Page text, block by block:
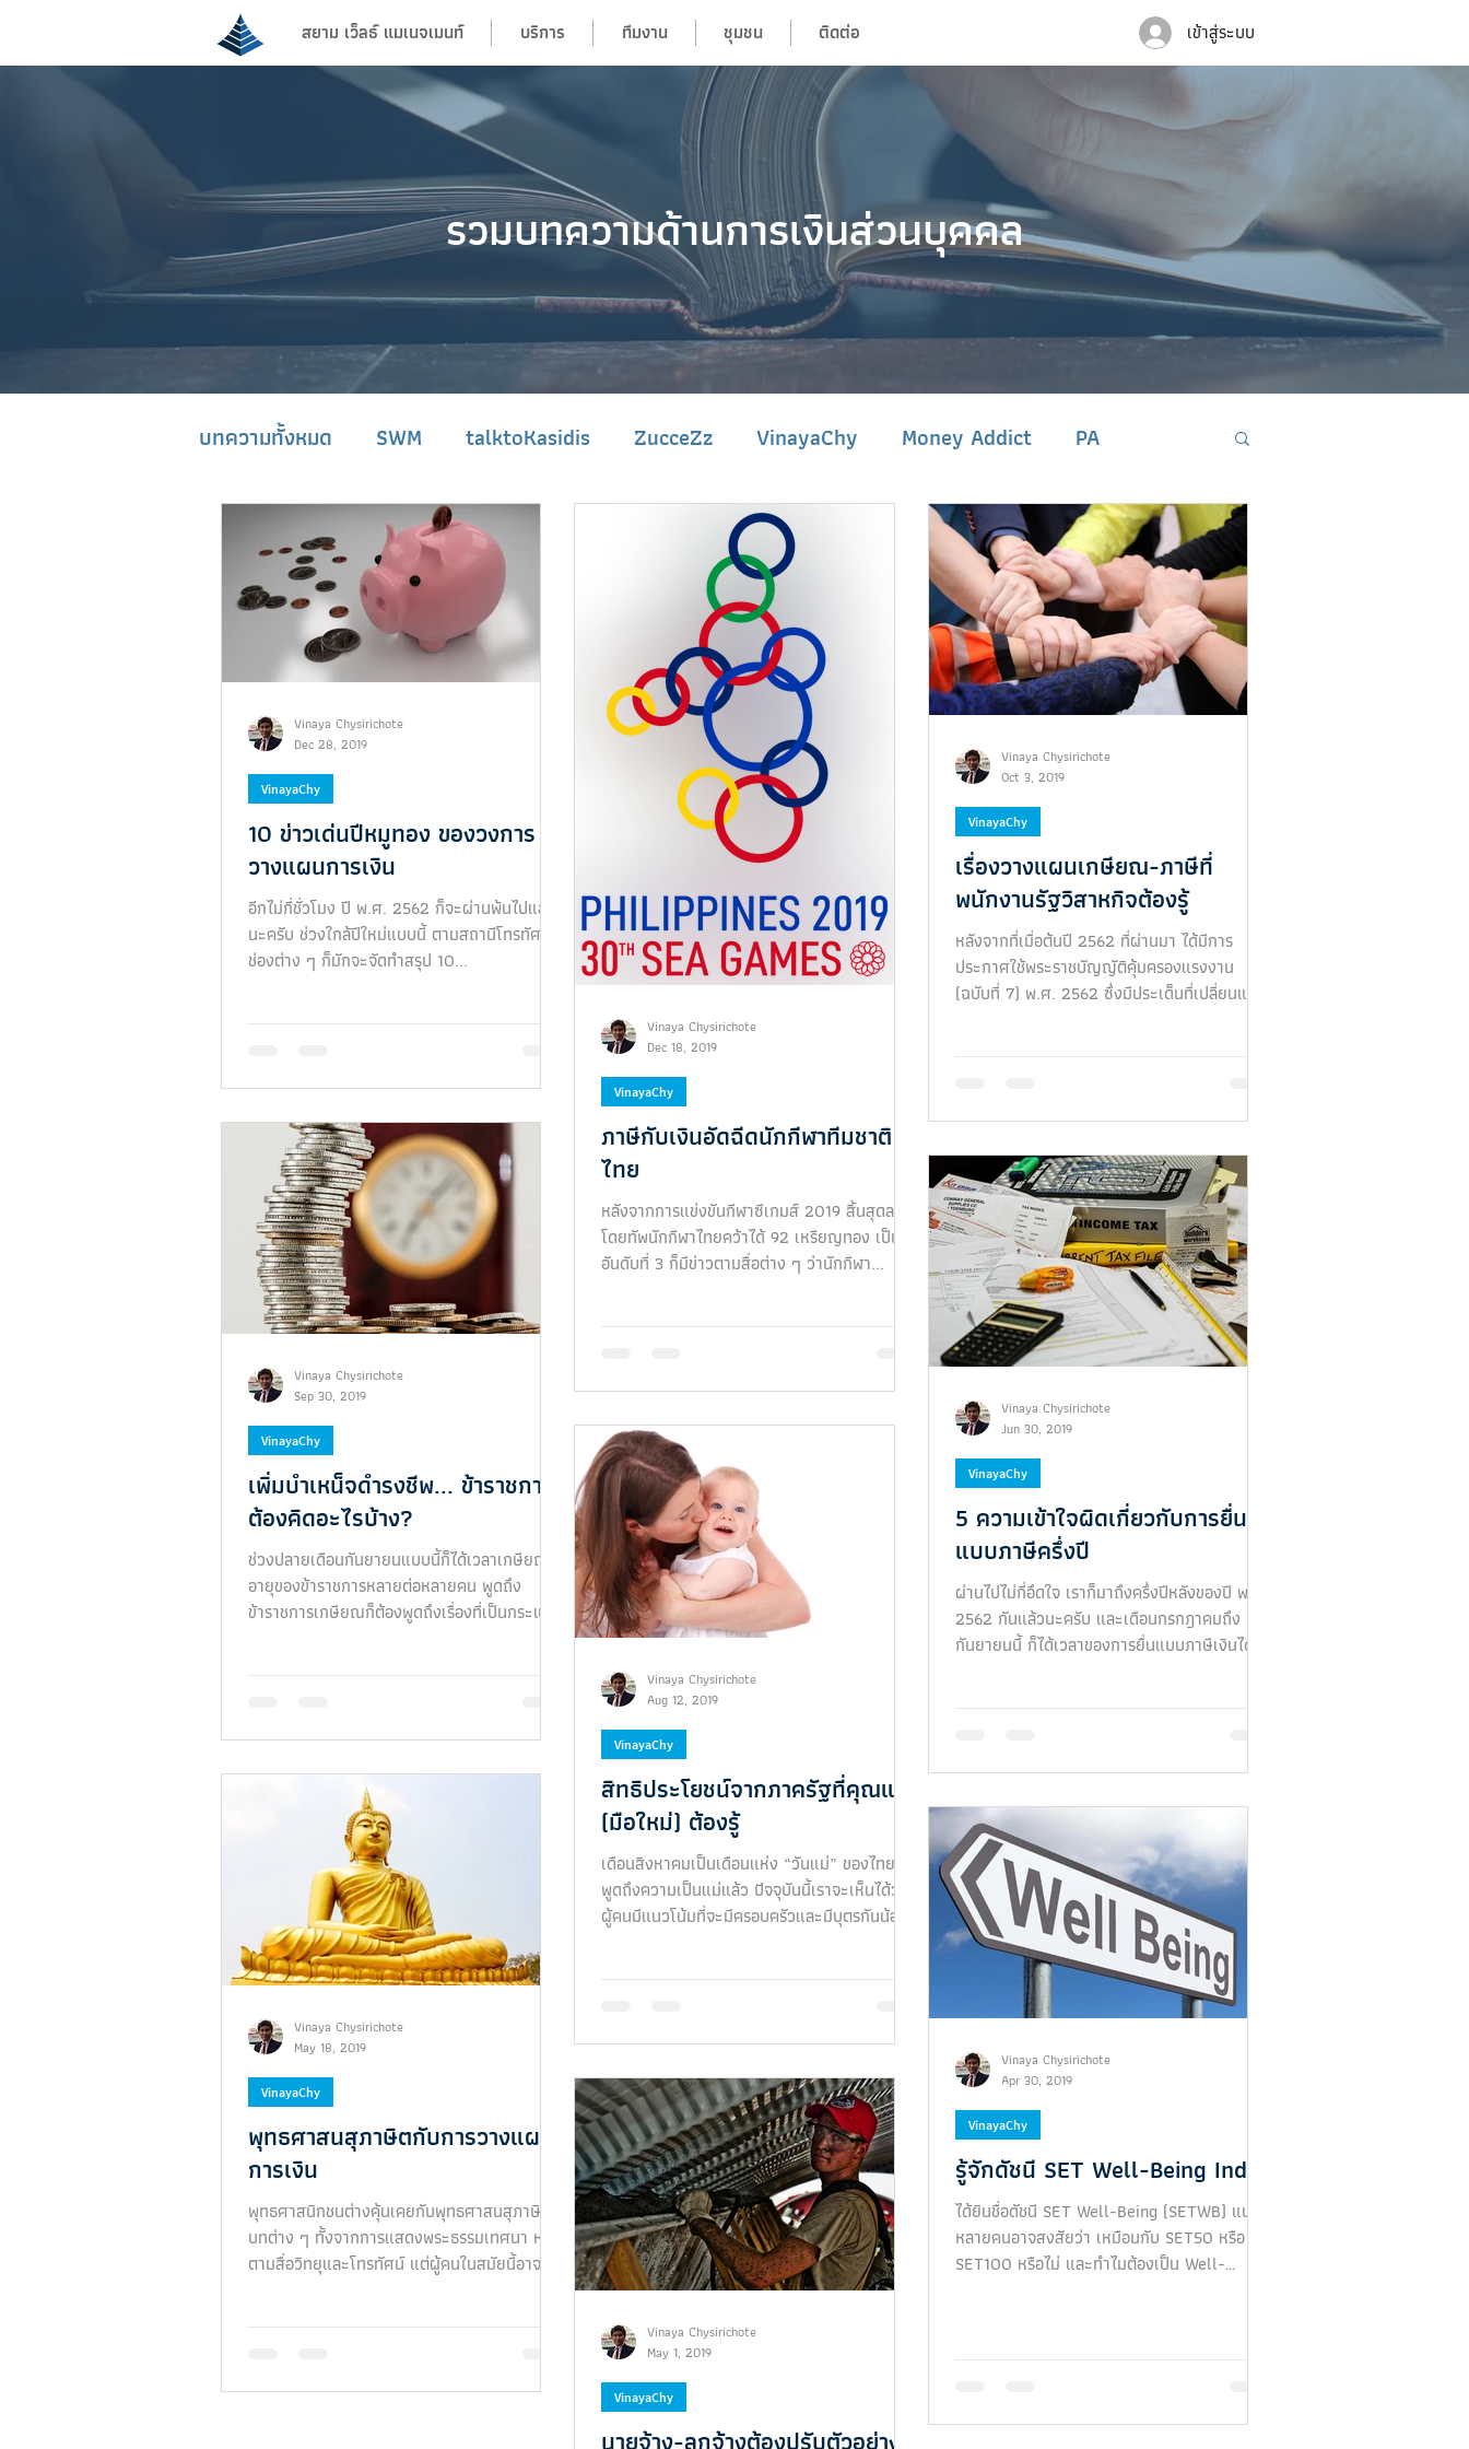
สยาม เว็ลธ์ แมเนจเมนท์ บริการ ทีมงาน ชุมชน ติดต่อ เข้าสู่ระบบ
รวมบทความด้านการเงินส่วนบุคคล
บทความทั้งหมด SWM talktoKasidis ZucceZz VinayaChy Money Addict PA
enouGh
10 ข่าวเด่นปีหมูทอง ของวงการ
วางแผนการเงิน
อีกไม่กี่ชั่วโมง ปี พ.ศ. 2562 ก็จะผ่านพ้นไปแล้ว
นะครับ ช่วงใกล้ปีใหม่แบบนี้ ตามสถานีโทรทัศน์
ช่องต่าง ๆ ก็มักจะจัดทำสรุป 10...
VinayaChy
Vinaya Chysirichote
Dec 28, 2019
ภาษีกับเงินอัดฉีดนักกีฬาทีมชาติ
ไทย
หลังจากการแข่งขันกีฬาซีเกมส์ 2019 สิ้นสุดลง
โดยทัพนักกีฬาไทยคว้าได้ 92 เหรียญทอง เป็น
อันดับที่ 3 ก็มีข่าวตามสื่อต่าง ๆ ว่านักกีฬา...
VinayaChy
Vinaya Chysirichote
Dec 18, 2019
เรื่องวางแผนเกษียณ-ภาษีที่
พนักงานรัฐวิสาหกิจต้องรู้
หลังจากที่เมื่อต้นปี 2562 ที่ผ่านมา ได้มีการ
ประกาศใช้พระราชบัญญัติคุ้มครองแรงงาน
(ฉบับที่ 7) พ.ศ. 2562 ซึ่งมีประเด็นที่เปลี่ยนแป
VinayaChy
Vinaya Chysirichote
Oct 3, 2019
เพิ่มบำเหน็จดำรงชีพ... ข้าราชการ
ต้องคิดอะไรบ้าง?
ช่วงปลายเดือนกันยายนแบบนี้ก็ได้เวลาเกษียณ
อายุของข้าราชการหลายต่อหลายคน พูดถึง
ข้าราชการเกษียณก็ต้องพูดถึงเรื่องที่เป็นกระแส
VinayaChy
Vinaya Chysirichote
Sep 30, 2019
สิทธิประโยชน์จากภาครัฐที่คุณแม่
(มือใหม่) ต้องรู้
เดือนสิงหาคมเป็นเดือนแห่ง “วันแม่” ของไทย
พูดถึงความเป็นแม่แล้ว ปัจจุบันนี้เราจะเห็นได้ว่า
ผู้คนมีแนวโน้มที่จะมีครอบครัวและมีบุตรกันน้อย
VinayaChy
Vinaya Chysirichote
Aug 12, 2019
5 ความเข้าใจผิดเกี่ยวกับการยื่น
แบบภาษีครึ่งปี
ผ่านไปไม่กี่อึดใจ เราก็มาถึงครึ่งปีหลังของปี พ.ศ.
2562 กันแล้วนะครับ และเดือนกรกฎาคมถึง
กันยายนนี้ ก็ได้เวลาของการยื่นแบบภาษีเงินได้
VinayaChy
Vinaya Chysirichote
Jun 30, 2019
พุทธศาสนสุภาษิตกับการวางแผน
การเงิน
พุทธศาสนิกชนต่างคุ้นเคยกับพุทธศาสนสุภาษิต
บทต่าง ๆ ทั้งจากการแสดงพระธรรมเทศนา หรือ
ตามสื่อวิทยุและโทรทัศน์ แต่ผู้คนในสมัยนี้อาจจะ
VinayaChy
Vinaya Chysirichote
May 18, 2019
VinayaChy
Vinaya Chysirichote
May 1, 2019
รู้จักดัชนี SET Well-Being Index
ได้ยินชื่อดัชนี SET Well-Being (SETWB) แบบนี้
หลายคนอาจสงสัยว่า เหมือนกับ SET50 หรือ
SET100 หรือไม่ และทำไมต้องเป็น Well-
VinayaChy
Vinaya Chysirichote
Apr 30, 2019